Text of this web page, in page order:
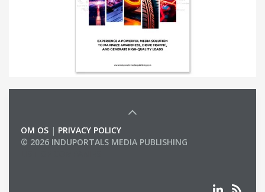
OM OS | PRIVACY POLICY
© 2026 INDUPORTALS MEDIA PUBLISHING